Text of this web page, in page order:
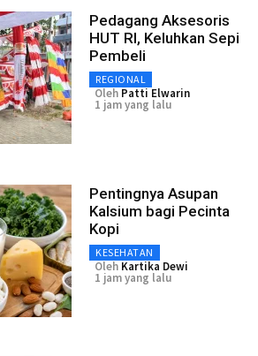
Pedagang Aksesoris
HUT RI, Keluhkan Sepi
Pembeli
REGIONAL
Oleh Patti Elwarin
1 jam yang lalu
Pentingnya Asupan
Kalsium bagi Pecinta
Kopi
KESEHATAN
Oleh Kartika Dewi
1 jam yang lalu